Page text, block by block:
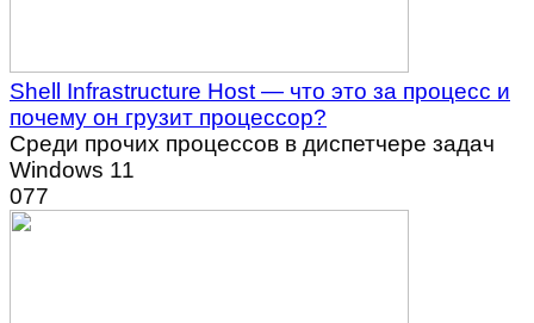
Shell Infrastructure Host — что это за процесс и
почему он грузит процессор?
Среди прочих процессов в диспетчере задач
Windows 11
077